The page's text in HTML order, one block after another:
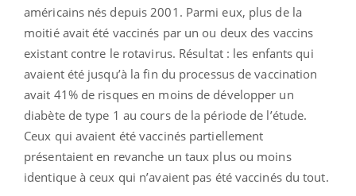
américains nés depuis 2001. Parmi eux, plus de la
moitié avait été vaccinés par un ou deux des vaccins
existant contre le rotavirus. Résultat : les enfants qui
avaient été jusqu’à la fin du processus de vaccination
avait 41% de risques en moins de développer un
diabète de type 1 au cours de la période de l’étude.
Ceux qui avaient été vaccinés partiellement
présentaient en revanche un taux plus ou moins
identique à ceux qui n’avaient pas été vaccinés du tout.